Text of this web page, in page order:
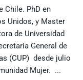
Chile. PhD en
Unidos, y Master
de Universidad
General de
(CUP) desde julio
Mujer. ...